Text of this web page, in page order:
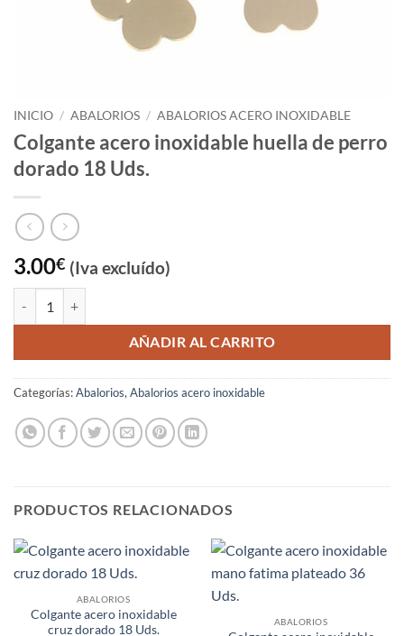
INICIO / ABALORIOS / ABALORIOS ACERO INOXIDABLE
Colgante acero inoxidable huella de perro
dorado 18 Uds.
3.00€ (Iva excluído)
AÑADIR AL CARRITO
Categorías:Abalorios,Abalorios acero inoxidable
PRODUCTOS RELACIONADOS
ABALORIOS
Colgante acero inoxidable
cruz dorado 18 Uds.
ABALORIOS